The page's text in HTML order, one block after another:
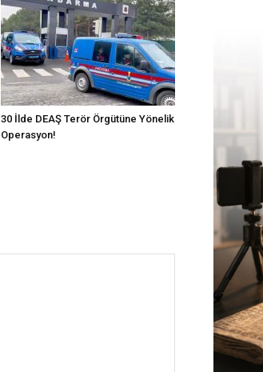
30 İlde DEAŞ Terör Örgütüne Yönelik
Operasyon!